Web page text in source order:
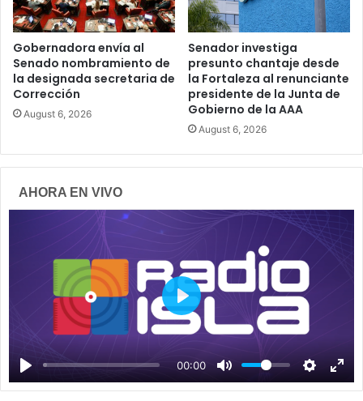
Gobernadora envía al
Senado nombramiento de
la designada secretaria de
Corrección
August 6, 2026
Senador investiga
presunto chantaje desde
la Fortaleza al renunciante
presidente de la Junta de
Gobierno de la AAA
August 6, 2026
AHORA EN VIVO
00:00
P
a
y